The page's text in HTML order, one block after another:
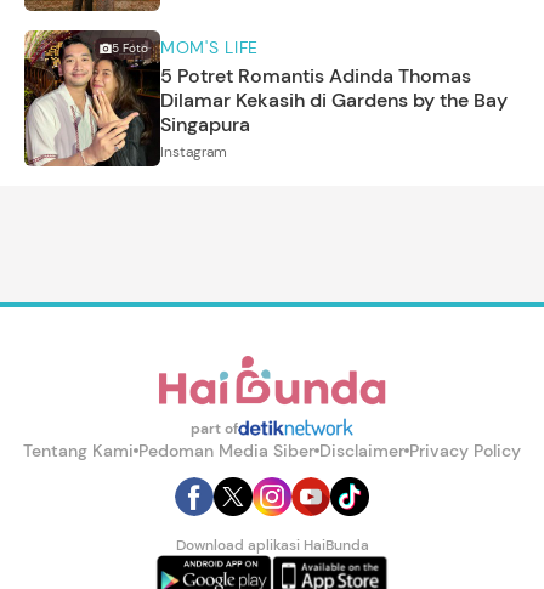
5 Foto MOM'S LIFE
5 Potret Romantis Adinda Thomas
Dilamar Kekasih di Gardens by the Bay
Singapura
Instagram
part of
Tentang Kami Pedoman Media Siber Disclaimer Privacy Policy
Download aplikasi HaiBunda